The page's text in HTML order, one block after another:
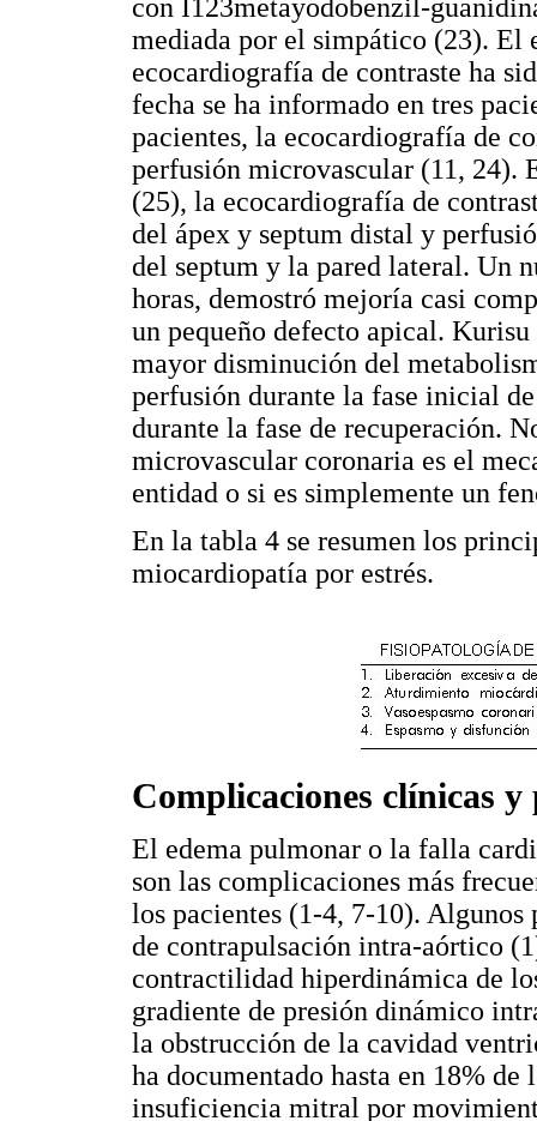
con I123metayodobenzil-
mediada por el simpático (23). El
ecocardiografía de contraste ha
fecha se ha informado en tres
pacientes, la ecocardiografía de
perfusión microvascular (11, 24).
(25), la ecocardiografía de
del ápex y septum distal y
del septum y la pared lateral. Un
horas, demostró mejoría casi
un pequeño defecto apical.
mayor disminución del
perfusión durante la fase inicial
durante la fase de recuperación.
microvascular coronaria es el
entidad o si es simplemente un
En la tabla 4 se resumen los
miocardiopatía por estrés.
Complicaciones clínicas y
El edema pulmonar o la falla
son las complicaciones más
los pacientes (1-4, 7-10).
de contrapulsación intra-aórtico
contractilidad hiperdinámica de
gradiente de presión dinámico
la obstrucción de la cavidad
ha documentado hasta en 18% de
insuficiencia mitral por